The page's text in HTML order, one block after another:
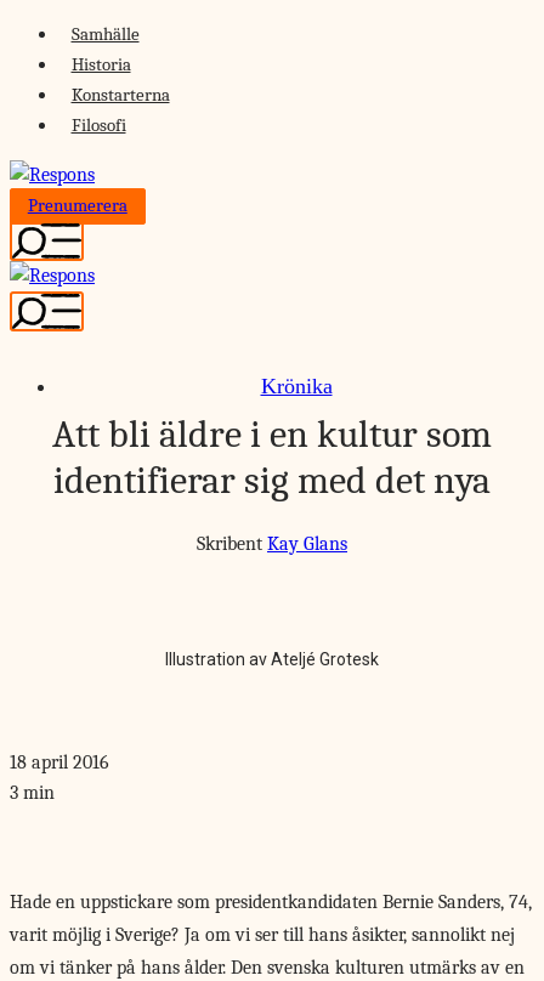
Skip
content
Samhälle
Historia
Konstarterna
Filosofi
Prenumerera
Krönika
Att bli äldre i en kultur som
identifierar sig med det nya
Skribent Kay Glans
Illustration av Ateljé Grotesk
18 april 2016
3 min
Hade en uppstickare som presidentkandidaten Bernie Sanders, 74,
varit möjlig i Sverige? Ja om vi ser till hans åsikter, sannolikt nej
om vi tänker på hans ålder. Den svenska kulturen utmärks av en